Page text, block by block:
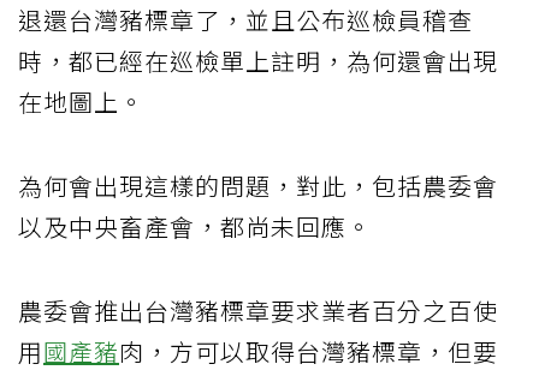
退還台灣豬標章了，並且公布巡檢員稽查
時，都已經在巡檢單上註明，為何還會出現
在地圖上。
為何會出現這樣的問題，對此，包括農委會
以及中央畜產會，都尚未回應。
農委會推出台灣豬標章要求業者百分之百使
用國產豬肉，方可以取得台灣豬標章，但要